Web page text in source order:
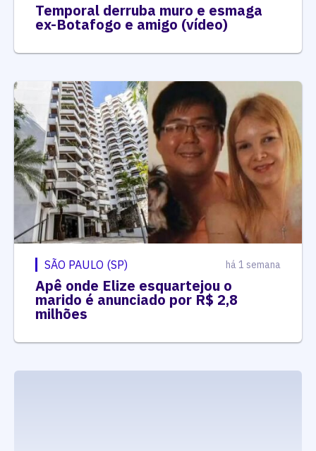
Temporal derruba muro e esmaga
ex-Botafogo e amigo (vídeo)
SÃO PAULO (SP) há 1 semana
Apê onde Elize esquartejou o
marido é anunciado por R$ 2,8
milhões